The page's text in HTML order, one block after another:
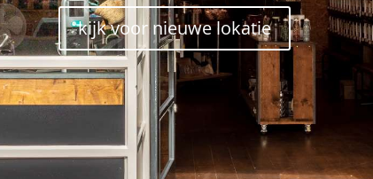
kijk voor nieuwe lokatie